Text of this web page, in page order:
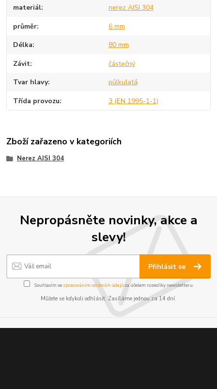
materiál nerez AISI 304
průměr 6 mm
Délka 80 mm
Závit částečný
Tvar hlavy půlkulatá
Třída provozu 3 (EN 1995-1-1)
Zboží zařazeno v kategoriích
Nerez AISI 304
Nepropásněte novinky, akce a
slevy!
Přihlásit se
Souhlasím se zpracováním osobních údajůza účelem rozesílky newsletteru.
Můžete se kdykoli odhlásit. Zasíláme jednou za 14 dní.